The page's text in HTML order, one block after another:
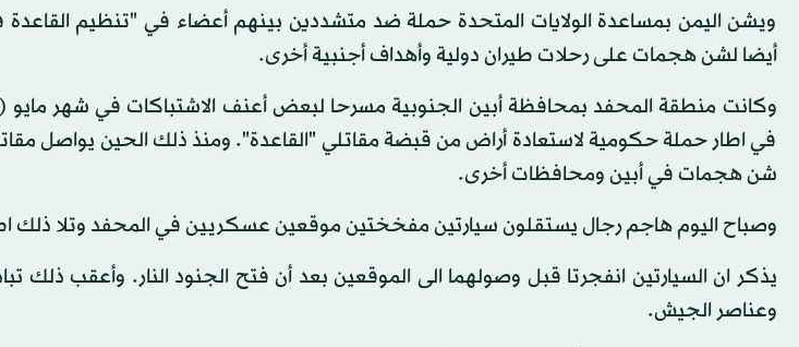
ويشن اليمن بمساعدة الولايات المتحدة حملة ضد متشددين بينهم أعضاء في "تنظيم
أيضا لشن هجمات على رحلات طيران دولية وأهداف أجنبية أخرى.
وكانت منطقة المحفد بمحافظة أبين الجنوبية مسرحا لبعض أعنف الاشتباكات في شهر مايو
في اطار حملة حكومية لاستعادة أراض من قبضة مقاتلي "القاعدة". ومنذ ذلك الحين يواصل
شن هجمات في أبين ومحافظات أخرى.
وصباح اليوم هاجم رجال يستقلون سيارتين مفخختين موقعين عسكريين في المحفد وتلا ذلك
يذكر ان السيارتين انفجرتا قبل وصولهما الى الموقعين بعد أن فتح الجنود النار. وأعقب ذلك
وعناصر الجيش.